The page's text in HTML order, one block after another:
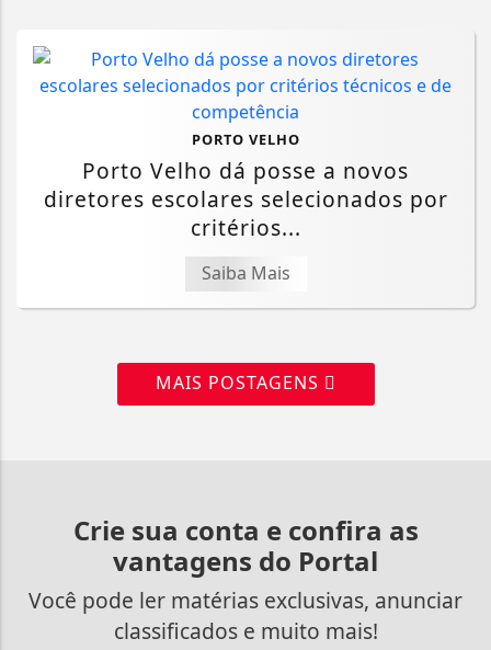
PORTO VELHO
Porto Velho dá posse a novos
diretores escolares selecionados por
critérios...
Saiba Mais
MAIS POSTAGENS
Crie sua conta e confira as
vantagens do Portal
Você pode ler matérias exclusivas, anunciar
classificados e muito mais!